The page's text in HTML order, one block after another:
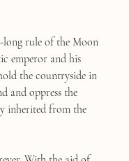
long rule of the Moon
emperor and his
the countryside in
and oppress the
inherited from the